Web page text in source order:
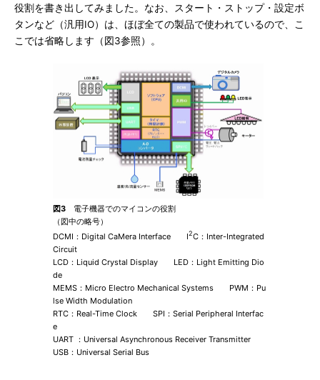
役割を書き出してみました。なお、スタート・ストップ・設定ボ
タンなど（汎用IO）は、ほぼ全ての製品で使われているので、こ
こでは省略します（図3参照）。
図3 電子機器でのマイコンの役割
（図中の略号）
DCMI：Digital CaMera Interface I2C：Inter-Integrated
Circuit
LCD：Liquid Crystal Display LED：Light Emitting Dio
de
MEMS：Micro Electro Mechanical Systems PWM：Pu
lse Width Modulation
RTC：Real-Time Clock SPI：Serial Peripheral Interfac
e
UART ：Universal Asynchronous Receiver Transmitter
USB：Universal Serial Bus